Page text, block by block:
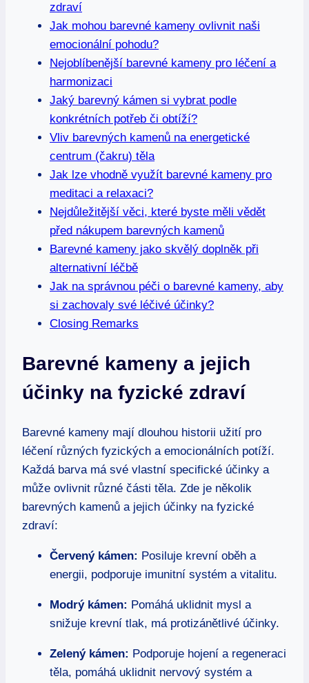
zdraví
Jak mohou barevné kameny ovlivnit naši
emocionální pohodu?
Nejoblíbenější barevné kameny pro léčení a
harmonizaci
Jaký barevný kámen si vybrat podle
konkrétních potřeb či obtíží?
Vliv barevných kamenů na energetické
centrum (čakru) těla
Jak lze vhodně využít barevné kameny pro
meditaci a relaxaci?
Nejdůležitější věci, které byste měli vědět
před nákupem barevných kamenů
Barevné kameny jako skvělý doplněk při
alternativní léčbě
Jak na správnou péči o barevné kameny, aby
si zachovaly své léčivé účinky?
Closing Remarks
Barevné kameny a jejich
účinky na fyzické zdraví
Barevné kameny mají dlouhou historii užití pro
léčení různých fyzických a emocionálních potíží.
Každá barva má své vlastní specifické účinky a
může ovlivnit různé části těla. Zde je několik
barevných kamenů a jejich účinky na fyzické
zdraví:
Červený kámen: Posiluje krevní oběh a
energii, podporuje imunitní systém a vitalitu.
Modrý kámen: Pomáhá uklidnit mysl a
snižuje krevní tlak, má protizánětlivé účinky.
Zelený kámen: Podporuje hojení a regeneraci
těla, pomáhá uklidnit nervový systém a